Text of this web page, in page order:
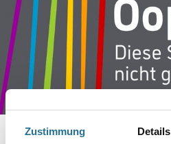
Zustimmung Details